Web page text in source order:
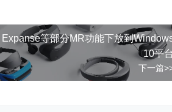
Expanse等部分MR功能下放到
10平
下一篇